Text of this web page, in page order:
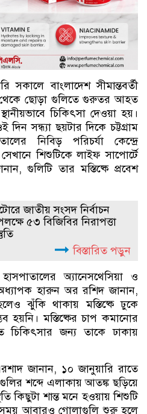
বাংলাদেশ সীমান্তবর্তী
থেকে ছোড়া গুলিতে গুরুতর আহত
চিকিৎসা দেওয়া হয়।
সন্ধ্যা ছয়টার দিকে চট্টগ্রাম
নিবিড় পরিচর্যা কেন্দ্রে
শিশুটিকে লাইফ সাপোর্টে
গুলিটি তার মস্তিষ্কে প্রবেশ
জাতীয় সংসদ নির্বাচন
৫৩ বিজিবির নিরাপত্তা
বিস্তারিত পড়ুন
অ্যানেসথেসিয়া ও
হারুন অর রশিদ জানান,
ঝুঁকি থাকায় মস্তিষ্কে ঢুকে
হয়নি। মস্তিষ্কের চাপ কমানোর
চিকিৎসার জন্য তাকে ঢাকায়
জানান, ১০ জানুয়ারি রাতে
শব্দে এলাকায় আতঙ্ক ছড়িয়ে
কিছুটা শান্ত মনে হওয়ায় শিশুটি
আবারও গোলাগুলি শুরু হলে